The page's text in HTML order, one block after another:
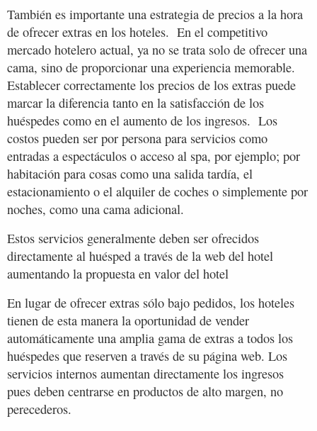
También es importante una estrategia de precios a la hora
de ofrecer extras en los hoteles. En el competitivo
mercado hotelero actual, ya no se trata solo de ofrecer una
cama, sino de proporcionar una experiencia memorable.
Establecer correctamente los precios de los extras puede
marcar la diferencia tanto en la satisfacción de los
huéspedes como en el aumento de los ingresos. Los
costos pueden ser por persona para servicios como
entradas a espectáculos o acceso al spa, por ejemplo; por
habitación para cosas como una salida tardía, el
estacionamiento o el alquiler de coches o simplemente por
noches, como una cama adicional.
Estos servicios generalmente deben ser ofrecidos
directamente al huésped a través de la web del hotel
aumentando la propuesta en valor del hotel
En lugar de ofrecer extras sólo bajo pedidos, los hoteles
tienen de esta manera la oportunidad de vender
automáticamente una amplia gama de extras a todos los
huéspedes que reserven a través de su página web. Los
servicios internos aumentan directamente los ingresos
pues deben centrarse en productos de alto margen, no
perecederos.